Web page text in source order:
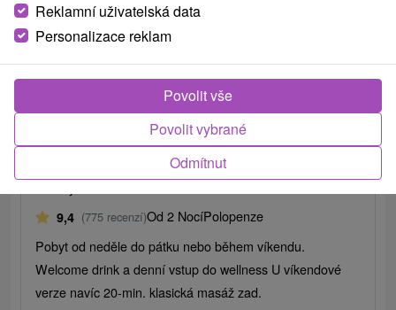
od2 016,67Kč
/noc/osoba
Termal a Hyper relax pobyt v oblíbeném hotelu
v nádherném prostředí Štiavnických vrchů
★Vyhne
9,4 (775 recenzí)Od 2 NocíPolopenze
Pobyt od neděle do pátku nebo během víkendu.
Welcome drink a denní vstup do wellness U víkendové
verze navíc 20-min. klasická masáž zad.
Reklamní uživatelská data
Personalizace reklam
Odmítnut
Povolit vybrané
Povolit vše